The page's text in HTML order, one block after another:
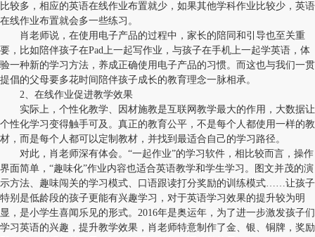
比较多，相应的英语在线作业布置就少，如果其他学科作业比较少，英语
在线作业布置就会多一些练习。
肖老师说，在使用电子产品的过程中，家长的陪同和引导也至关重
要，比如陪伴孩子在Pad上一起写作业，与孩子在手机上一起学英语，体
验一种新的学习方法，养成正确使用电子产品的习惯。而这也与我们一贯
提倡的父母要多花时间陪伴孩子成长的教育理念一脉相承。
2、在线作业促进教学效果
实际上，个性化教学、因材施教是互联网教学最大的作用，大数据让
个性化学习变得触手可及。真正的教育公平，不是每个人都使用一样的教
材，而是每个人都可以定制教材，并找到最适合自己的学习路径。
对此，肖老师深有体会。“一起作业”的学习软件，相比较而言，操作
界面简单，“趣味化”作业内容也适合英语教学和学生学习。图文并茂的演
示方法、趣味闯关的学习模式、口语跟读打分奖励的训练模式……让孩子
特别是低龄段的孩子更能有兴趣学习，对于英语学习效果的提升较为明
显，是小学生喜闻乐见的形式。2016年是奥运年，为了进一步激发孩子们
学习英语的兴趣，提升教学效果，肖老师特意制作了金、银、铜牌，奖励